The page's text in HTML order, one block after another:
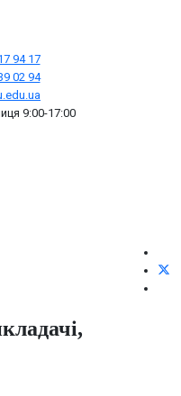
94 17
02 94
9:00-17:00